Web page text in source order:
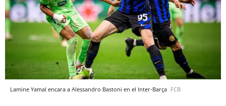
Lamine Yamal encara a Alessandro Bastoni en el Inter-Barça FCB